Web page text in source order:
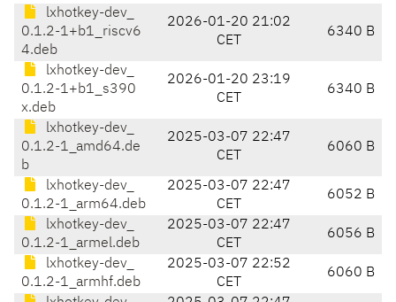
lxhotkey-dev_
0.1.2-1+b1_riscv6
4.deb
2026-01-20 21:02
CET
6340 B
lxhotkey-dev_
0.1.2-1+b1_s390
x.deb
2026-01-20 23:19
CET
6340 B
lxhotkey-dev_
0.1.2-1_amd64.de
b
2025-03-07 22:47
CET
6060 B
lxhotkey-dev_
0.1.2-1_arm64.deb
2025-03-07 22:47
CET
6052 B
lxhotkey-dev_
0.1.2-1_armel.deb
2025-03-07 22:47
CET
6056 B
lxhotkey-dev_
0.1.2-1_armhf.deb
2025-03-07 22:52
CET
6060 B